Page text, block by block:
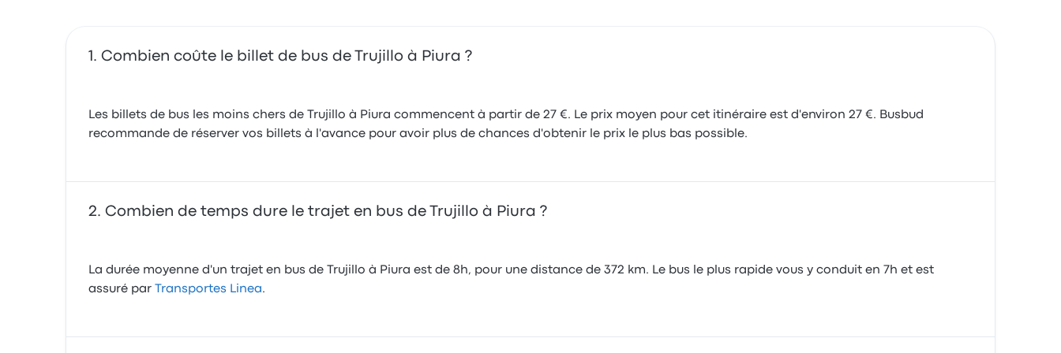
Combien coûte le billet de bus de Trujillo à Piura ?
Les billets de bus les moins chers de Trujillo à Piura commencent à partir de 27 €. Le prix moyen pour cet itinéraire est d'environ 27 €. Busbud
recommande de réserver vos billets à l'avance pour avoir plus de chances d'obtenir le prix le plus bas possible.
Combien de temps dure le trajet en bus de Trujillo à Piura ?
La durée moyenne d'un trajet en bus de Trujillo à Piura est de 8h, pour une distance de 372 km. Le bus le plus rapide vous y conduit en 7h et est
assuré par
Transportes Linea.